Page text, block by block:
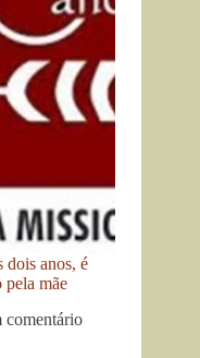
dois anos, é
pela mãe
comentário